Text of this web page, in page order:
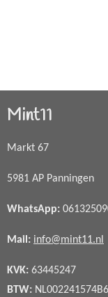
Mint11
Markt 67
5981 AP Panningen
WhatsApp:
Mail: info@mint11.nl
KVK: 63445247
BTW: